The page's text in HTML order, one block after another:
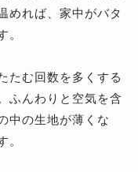
めれば、家中がバタ
。
たむ回数を多くする
ふんわりと空気を含
中の生地が薄くな
。